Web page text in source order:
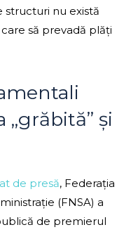
structuri nu există
să prevadă plăți
și
de presă, Federația
(FNSA) a
de premierul